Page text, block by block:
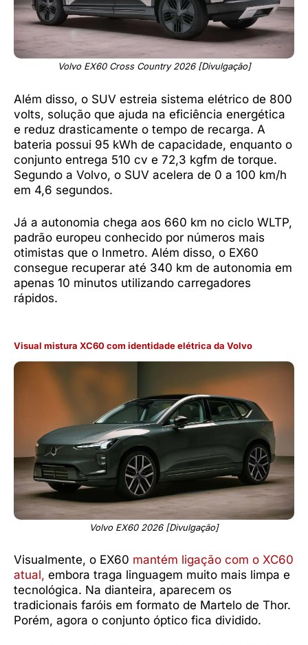
Volvo EX60 Cross Country 2026 [Divulgação]
Além disso, o SUV estreia sistema elétrico de 800
volts, solução que ajuda na eficiência energética
e reduz drasticamente o tempo de recarga. A
bateria possui 95 kWh de capacidade, enquanto o
conjunto entrega 510 cv e 72,3 kgfm de torque.
Segundo a Volvo, o SUV acelera de 0 a 100 km/h
em 4,6 segundos.
Já a autonomia chega aos 660 km no ciclo WLTP,
padrão europeu conhecido por números mais
otimistas que o Inmetro. Além disso, o EX60
consegue recuperar até 340 km de autonomia em
apenas 10 minutos utilizando carregadores
rápidos.
Visual mistura XC60 com identidade elétrica da Volvo
Volvo EX60 2026 [Divulgação]
Visualmente, o EX60 mantém ligação com o XC60
atual, embora traga linguagem muito mais limpa e
tecnológica. Na dianteira, aparecem os
tradicionais faróis em formato de Martelo de Thor.
Porém, agora o conjunto óptico fica dividido.